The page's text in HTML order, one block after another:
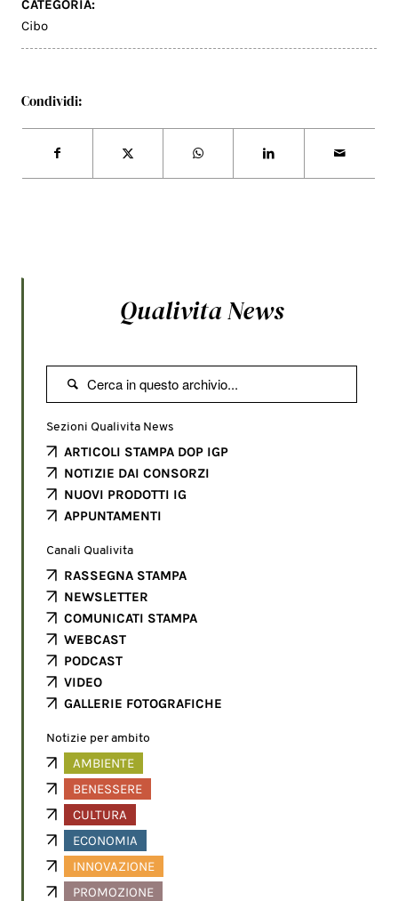
CATEGORIA:
Cibo
Condividi:
Qualivita News

Sezioni Qualivita News
ARTICOLI STAMPA DOP IGP
NOTIZIE DAI CONSORZI
NUOVI PRODOTTI IG
APPUNTAMENTI
Canali Qualivita
RASSEGNA STAMPA
NEWSLETTER
COMUNICATI STAMPA
WEBCAST
PODCAST
VIDEO
GALLERIE FOTOGRAFICHE
Notizie per ambito
AMBIENTE
BENESSERE
CULTURA
ECONOMIA
INNOVAZIONE
PROMOZIONE